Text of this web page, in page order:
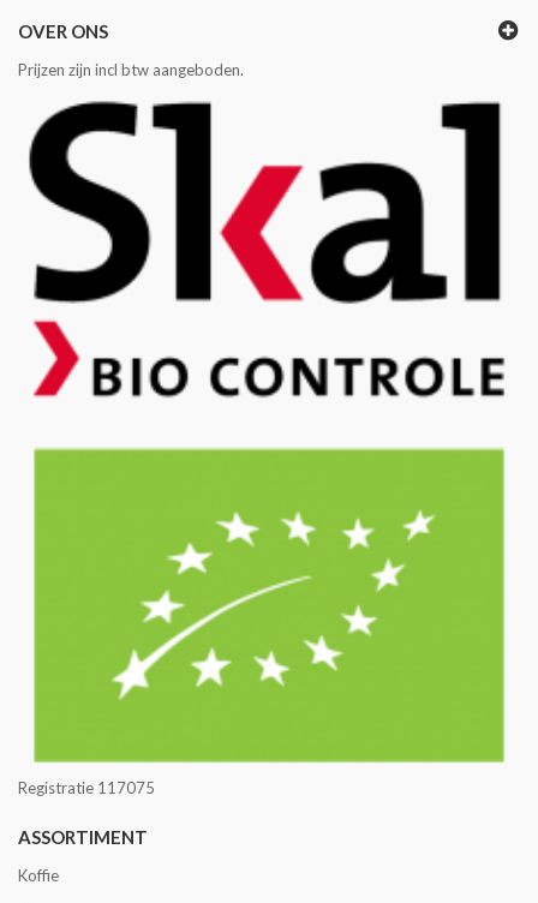
OVER ONS
Prijzen zijn incl btw aangeboden.
Registratie 117075
ASSORTIMENT
Koffie